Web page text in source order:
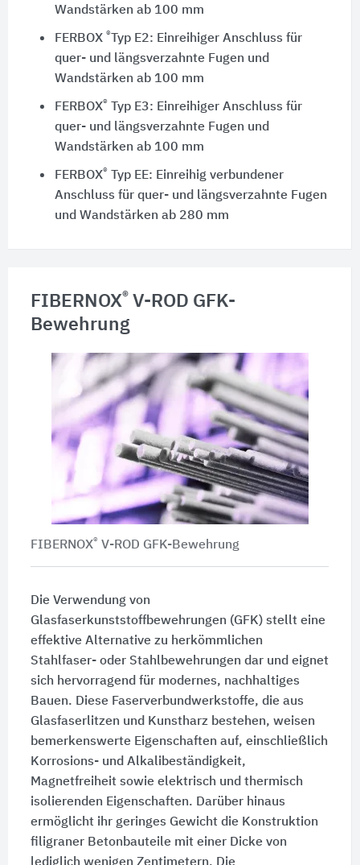
Wandstärken ab 100 mm
FERBOX ®
Typ E2: Einreihiger Anschluss für
quer- und längsverzahnte Fugen und
Wandstärken ab 100 mm
FERBOX®
Typ E3: Einreihiger Anschluss für
quer- und längsverzahnte Fugen und
Wandstärken ab 100 mm
FERBOX®
Typ EE: Einreihig verbundener
Anschluss für quer- und längsverzahnte Fugen
und Wandstärken ab 280 mm
FIBERNOX® V-ROD GFK-
Bewehrung
FIBERNOX® V-ROD GFK-Bewehrung
Die Verwendung von
Glasfaserkunststoffbewehrungen (GFK) stellt eine
effektive Alternative zu herkömmlichen
Stahlfaser- oder Stahlbewehrungen dar und eignet
sich hervorragend für modernes, nachhaltiges
Bauen. Diese Faserverbundwerkstoffe, die aus
Glasfaserlitzen und Kunstharz bestehen, weisen
bemerkenswerte Eigenschaften auf, einschließlich
Korrosions- und Alkalibeständigkeit,
Magnetfreiheit sowie elektrisch und thermisch
isolierenden Eigenschaften. Darüber hinaus
ermöglicht ihr geringes Gewicht die Konstruktion
filigraner Betonbauteile mit einer Dicke von